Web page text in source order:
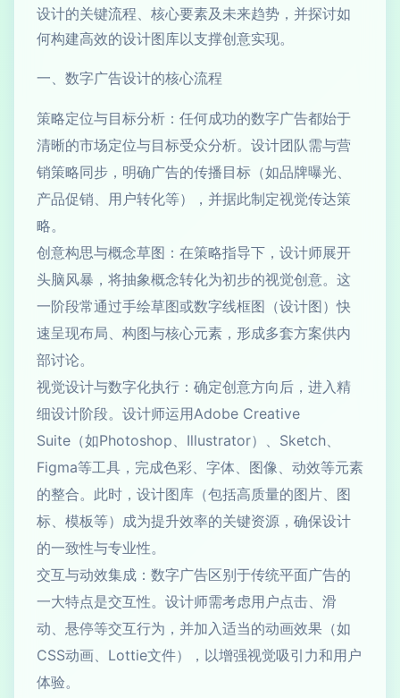
设计的关键流程、核心要素及未来趋势，并探讨如
何构建高效的设计图库以支撑创意实现。
一、数字广告设计的核心流程
策略定位与目标分析：任何成功的数字广告都始于
清晰的市场定位与目标受众分析。设计团队需与营
销策略同步，明确广告的传播目标（如品牌曝光、
产品促销、用户转化等），并据此制定视觉传达策
略。
创意构思与概念草图：在策略指导下，设计师展开
头脑风暴，将抽象概念转化为初步的视觉创意。这
一阶段常通过手绘草图或数字线框图（设计图）快
速呈现布局、构图与核心元素，形成多套方案供内
部讨论。
视觉设计与数字化执行：确定创意方向后，进入精
细设计阶段。设计师运用Adobe Creative
Suite（如Photoshop、Illustrator）、Sketch、
Figma等工具，完成色彩、字体、图像、动效等元素
的整合。此时，设计图库（包括高质量的图片、图
标、模板等）成为提升效率的关键资源，确保设计
的一致性与专业性。
交互与动效集成：数字广告区别于传统平面广告的
一大特点是交互性。设计师需考虑用户点击、滑
动、悬停等交互行为，并加入适当的动画效果（如
CSS动画、Lottie文件），以增强视觉吸引力和用户
体验。